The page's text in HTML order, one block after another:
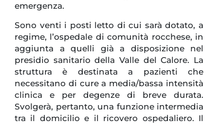
emergenza.
Sono venti i posti letto di cui sarà dotato, a
regime, l’ospedale di comunità rocchese, in
aggiunta a quelli già a disposizione nel
presidio sanitario della Valle del Calore. La
struttura è destinata a pazienti che
necessitano di cure a media/bassa intensità
clinica e per degenze di breve durata.
Svolgerà, pertanto, una funzione intermedia
tra il domicilio e il ricovero ospedaliero. Il